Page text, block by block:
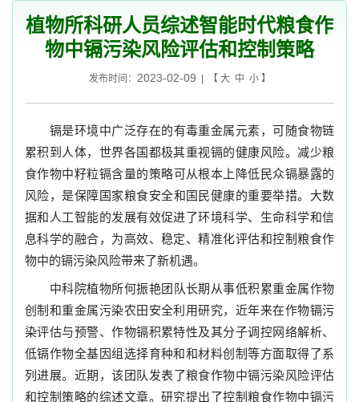
植物所科研人员综述智能时代粮食作
物中镉污染风险评估和控制策略
发布时间： 2023-02-09 | 【 大 中 小】
镉是环境中广泛存在的有毒重金属元素，可随食物链
累积到人体，世界各国都极其重视镉的健康风险。减少粮
食作物中籽粒镉含量的策略可从根本上 降低民众镉暴露的
风险，是保障国家粮食安全和国民健康的重要举措。大数
据和人工智能的发展有效促进了环境科学、生命科学和信
息科学的融合，为高效、稳定、精准化评估和控制粮食作
物中的镉污染风险带来了新机遇。
中科院植物所何振艳团队长期从事低积累重金属作物
创制和重金属污染农田安全利用研究， 近年来在作物镉污
染评估与预警、作物镉积累特性及其分子调控网络解析、
低镉作物全基因组选择育种和和材料创制等方面取得了系
列进展。 近期，该团队发表了粮食作物中镉污染风险评估
和控制策略的综述文章。研究提出了控制粮食作物中镉污